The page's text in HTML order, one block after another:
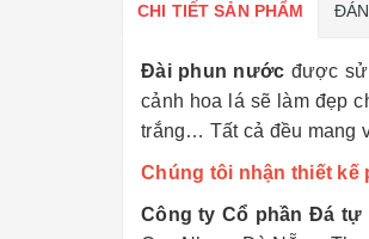
CHI TIẾT SẢN PHẨM
Đài phun nước được sử
cảnh hoa lá sẽ làm đẹp
trắng… Tất cả đều mang
Chúng tôi nhận thiết kế
Công ty Cổ phần Đá tự